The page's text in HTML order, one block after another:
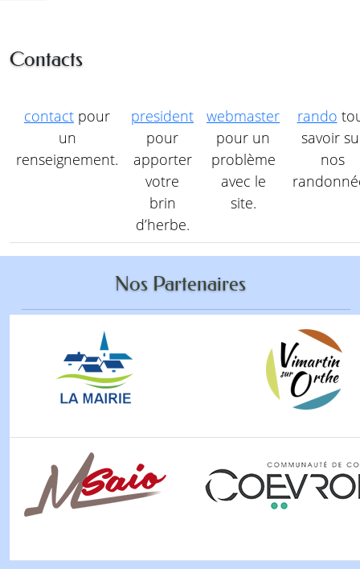
Contacts
contact pour
un
renseignement.
president
pour
apporter
votre
brin
d’herbe.
webmaster
pour un
problème
avec le
site.
rando
savoir
nos
Nos Partenaires